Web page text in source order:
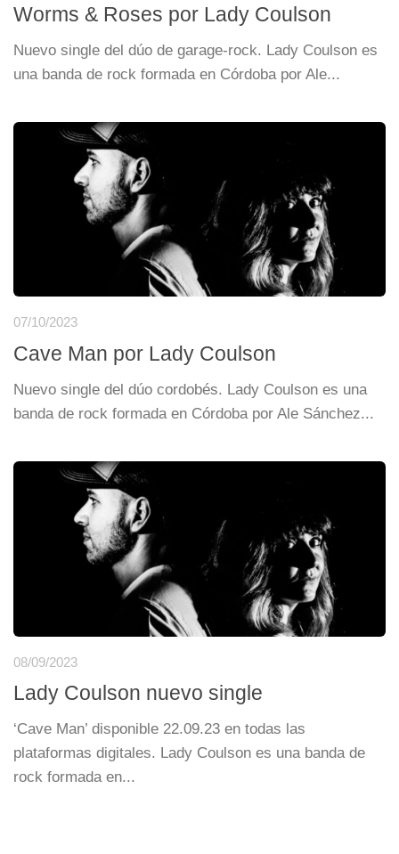
Worms & Roses por Lady Coulson
Nuevo single del dúo de garage-rock. Lady Coulson es
una banda de rock formada en Córdoba por Ale...
07/10/2023
Cave Man por Lady Coulson
Nuevo single del dúo cordobés. Lady Coulson es una
banda de rock formada en Córdoba por Ale Sánchez...
08/09/2023
Lady Coulson nuevo single
‘Cave Man’ disponible 22.09.23 en todas las
plataformas digitales. Lady Coulson es una banda de
rock formada en...